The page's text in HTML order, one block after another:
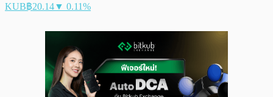
KUB฿20.14▼ 0.11%